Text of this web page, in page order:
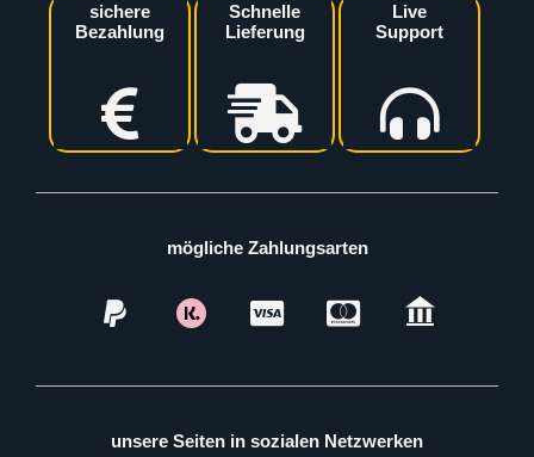
sichere
Bezahlung
Schnelle
Lieferung
Live
Support
mögliche Zahlungsarten
unsere Seiten in sozialen Netzwerken